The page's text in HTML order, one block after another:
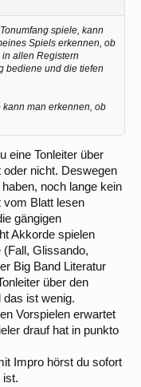
spiele, kann
Spiels erkennen, ob
allen Registern
bediene und die tiefen
man erkennen, ob
eine Tonleiter über
nicht. Deswegen
noch lange kein
vom Blatt lesen
gängigen
Akkorde spielen
(Fall, Glissando,
Big Band Literatur
über den
das ist wenig.
Vorspielen erwartet
drauf hat in punkto
Impro hörst du sofort
ist.